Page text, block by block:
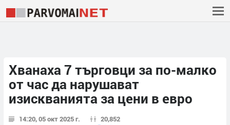
Хванаха 7 търговци за по-малко
от час да нарушават
изискванията за цени в евро
14:20, 05 окт 2025 г. 20,852